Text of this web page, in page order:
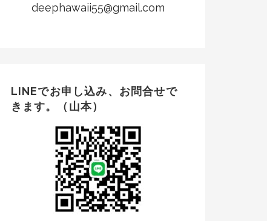
deephawaii55@gmail.com
LINEでお申し込み、お問合せで
きます。（山本）